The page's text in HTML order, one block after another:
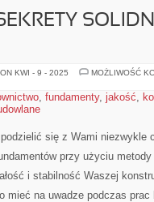
KWI - 9 - 2025
MOŻLIWOŚĆ
, fundamenty, jakość,
się z Wami niezwykle
przy​ użyciu
i stabilność Waszej
​mieć‌ na uwadze ‌podczas